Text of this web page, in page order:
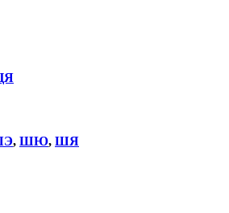
, ШЮ, ШЯ